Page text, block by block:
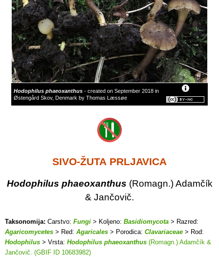
Hodophilus phaeoxanthus - created on September 2018 in
Østengård Skov, Denmark by Thomas Læssøe
SIVO-ŽUTA PRLJAVICA
Hodophilus phaeoxanthus (Romagn.) Adamčík
& Jančovič.
Taksonomija: Carstvo: Fungi > Koljeno: Basidiomycota > Razred:
Agaricomycetes > Red: Agaricales > Porodica: Clavariaceae > Rod:
Hodophilus > Vrsta: Hodophilus phaeoxanthus (Romagn.) Adamčík &
Jančovič. (GBIF ID 10683982)